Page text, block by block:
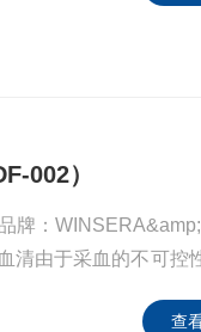
002）
牌：
查